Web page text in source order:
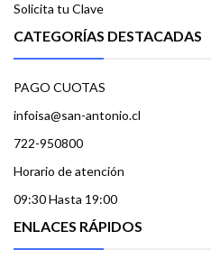
Solicita tu Clave
CATEGORÍAS DESTACADAS
PAGO CUOTAS
infoisa@san-antonio.cl
722-950800
Horario de atención
09:30 Hasta 19:00
ENLACES RÁPIDOS